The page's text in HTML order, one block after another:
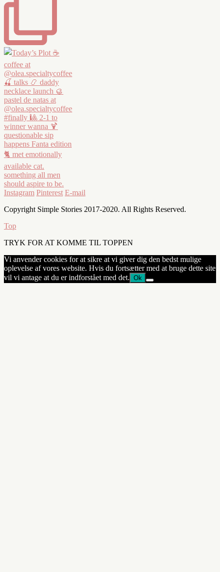
Instagram Pinterest E-mail
Copyright Simple Stories 2017-2020. All Rights Reserved.
Top
TRYK FOR AT KOMME TIL TOPPEN
Vi anvender cookies for at sikre at vi giver dig den bedst mulige
oplevelse af vores website. Hvis du fortsætter med at bruge dette site
vil vi antage at du er indforstået med det. Ok